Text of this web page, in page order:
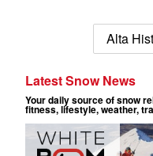
Alta